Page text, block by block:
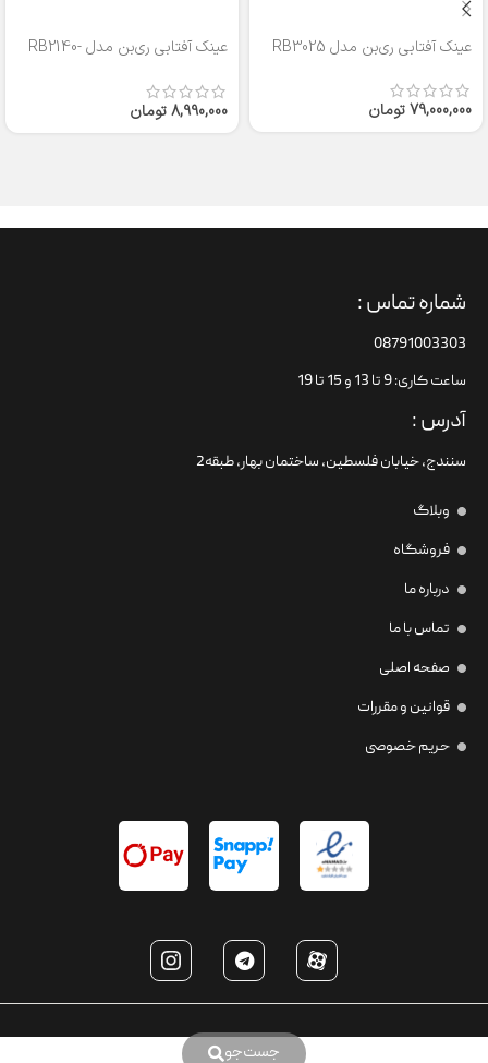
عینک آفتابی ری‌بن مدل RB3025
79,000,000تومان
عینک آفتابی ری‌بن مدل RB2140-
8,990,000تومان
جست‌جو
شماره تماس :
08791003303
ساعت کاری: 9 تا 13 و 15 تا 19
آدرس :
سنندج، خیابان فلسطین،‌ ساختمان بهار، طبقه2
وبلاگ
فروشگاه
درباره ما
تماس با ما
صفحه اصلی
قوانین و مقررات
حریم خصوصی